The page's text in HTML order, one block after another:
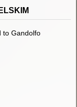
to Gandolfo